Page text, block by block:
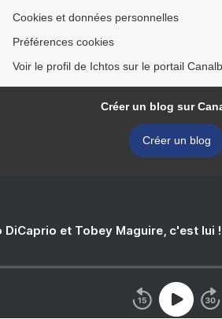
Cookies et données personnelles
Préférences cookies
Voir le profil de Ichtos sur le portail
Créer un blog sur
Créer un blog
DiCaprio et Tobey Maguire, c'est lui